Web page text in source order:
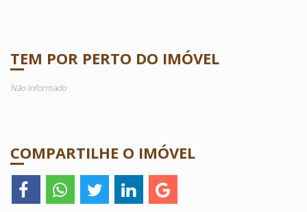
TEM POR PERTO DO IMÓVEL
Não Informado
COMPARTILHE O IMÓVEL